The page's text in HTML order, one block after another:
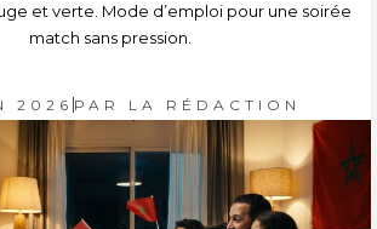
et verte. Mode d’emploi pour une soirée
match sans pression.
2026 PAR LA RÉDACTION